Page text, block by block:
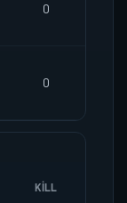
0
0
KILL